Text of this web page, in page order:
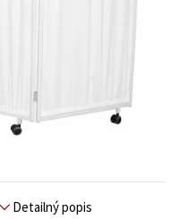
Detailný popis